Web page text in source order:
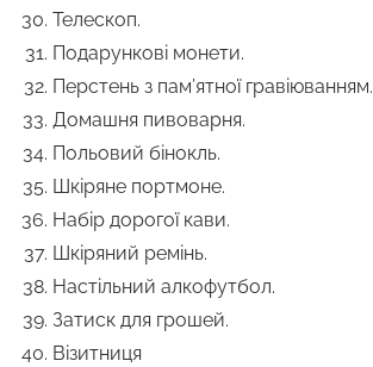
Телескоп.
Подарункові монети.
Перстень з пам’ятної гравіюванням.
Домашня пивоварня.
Польовий бінокль.
Шкіряне портмоне.
Набір дорогої кави.
Шкіряний ремінь.
Настільний алкофутбол.
Затиск для грошей.
Візитниця